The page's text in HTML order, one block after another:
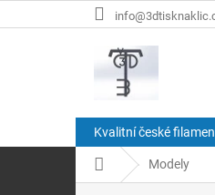
na
Kvalitní české
Domů Modely